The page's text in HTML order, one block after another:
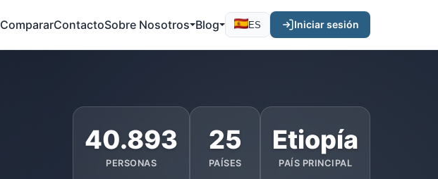
CompararContactoSobre Nosotros Blog ES Iniciar sesión
40.893
PERSONAS
25
PAÍSES
Etiopía
PAÍS PRINCIPAL